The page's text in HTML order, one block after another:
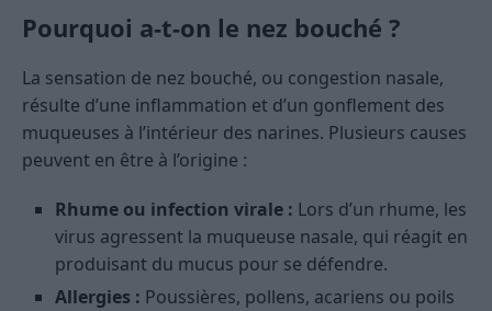
Pourquoi a-t-on le nez bouché ?
La sensation de nez bouché, ou congestion nasale,
résulte d’une inflammation et d’un gonflement des
muqueuses à l’intérieur des narines. Plusieurs causes
peuvent en être à l’origine :
Rhume ou infection virale : Lors d’un rhume, les
virus agressent la muqueuse nasale, qui réagit en
produisant du mucus pour se défendre.
Allergies : Poussières, pollens, acariens ou poils